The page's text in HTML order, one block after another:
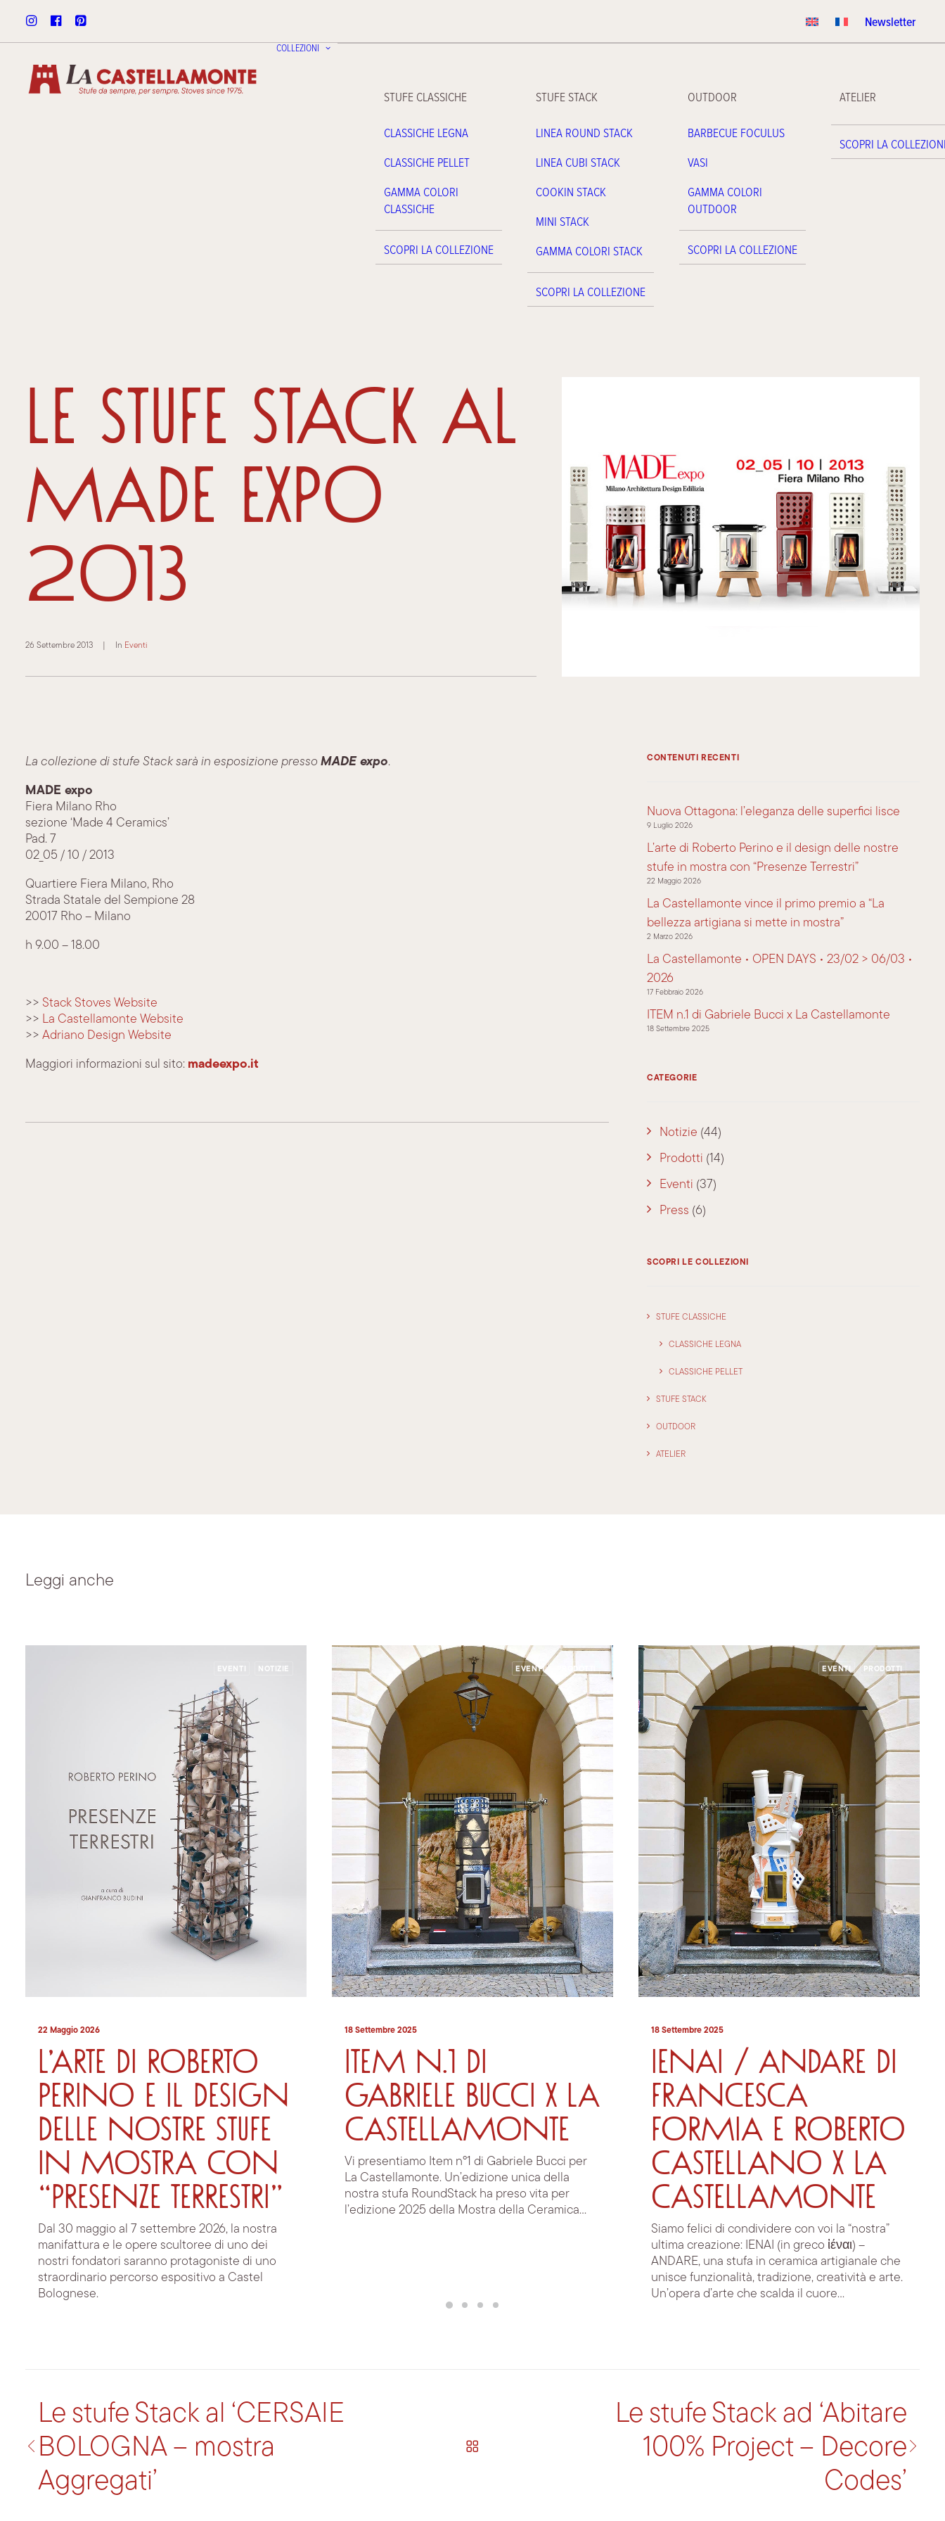
Newsletter
COLLEZIONI
STUFE CLASSICHE
CLASSICHE LEGNA
CLASSICHE PELLET
GAMMA COLORI
CLASSICHE
SCOPRI LA COLLEZIONE
STUFE STACK
LINEA ROUND STACK
LINEA CUBI STACK
COOKIN STACK
MINI STACK
GAMMA COLORI STACK
SCOPRI LA COLLEZIONE
OUTDOOR
BARBECUE FOCULUS
VASI
GAMMA COLORI
OUTDOOR
SCOPRI LA COLLEZIONE
ATELIER
SCOPRI LA
Le stufe Stack al
MADE expo
2013
26 Settembre 2013 | In Eventi
La collezione di stufe Stack sarà in esposizione presso MADE expo.
MADE expo
Fiera Milano Rho
sezione ‘Made 4 Ceramics’
Pad. 7
02_05 / 10 / 2013
Quartiere Fiera Milano, Rho
Strada Statale del Sempione 28
20017 Rho – Milano
h 9.00 – 18.00
>> Stack Stoves Website
>> La Castellamonte Website
>> Adriano Design Website
Maggiori informazioni sul sito: madeexpo.it
CONTENUTI RECENTI
Nuova Ottagona: l’eleganza delle superfici lisce
9 Luglio 2026
L’arte di Roberto Perino e il design delle nostre
stufe in mostra con “Presenze Terrestri”
22 Maggio 2026
La Castellamonte vince il primo premio a “La
bellezza artigiana si mette in mostra”
2 Marzo 2026
La Castellamonte • OPEN DAYS • 23/02 > 06/03 •
2026
17 Febbraio 2026
ITEM n.1 di Gabriele Bucci x La Castellamonte
18 Settembre 2025
CATEGORIE
Notizie (44)
Prodotti (14)
Eventi (37)
Press (6)
SCOPRI LE COLLEZIONI
STUFE CLASSICHE
CLASSICHE LEGNA
CLASSICHE PELLET
STUFE STACK
OUTDOOR
ATELIER
Leggi anche
EVENTI NOTIZIE
22 Maggio 2026
L’arte di Roberto
Perino e il design
delle nostre stufe
in mostra con
“Presenze Terrestri”
Dal 30 maggio al 7 settembre 2026, la nostra
manifattura e le opere scultoree di uno dei
nostri fondatori saranno protagoniste di uno
straordinario percorso espositivo a Castel
Bolognese.
EVENTI PRODOTTI
18 Settembre 2025
ITEM n.1 di
Gabriele Bucci x La
Castellamonte
Vi presentiamo Item n°1 di Gabriele Bucci per
La Castellamonte. Un’edizione unica della
nostra stufa RoundStack ha preso vita per
l’edizione 2025 della Mostra della Ceramica...
EVENTI PRODOTTI
18 Settembre 2025
IENAI / ANDARE di
Francesca
Formia e Roberto
Castellano x La
Castellamonte
Siamo felici di condividere con voi la “nostra”
ultima creazione: IENAI (in greco ἰέναι) –
ANDARE, una stufa in ceramica artigianale che
unisce funzionalità, tradizione, creatività e arte.
Un’opera d’arte che scalda il cuore...
Le stufe Stack al ‘CERSAIE
BOLOGNA – mostra
Aggregati’
Le stufe Stack ad ‘Abitare
100% Project – Decore
Codes’